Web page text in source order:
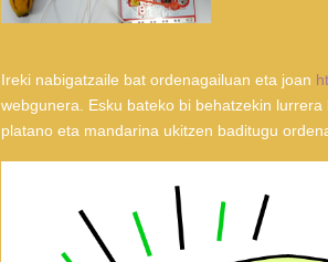
Ireki nabigatzaile bat ordenagailuan eta joan
webgunera. Esku bateko bi behatzekin
platano eta mandarina ukitzen baditugu